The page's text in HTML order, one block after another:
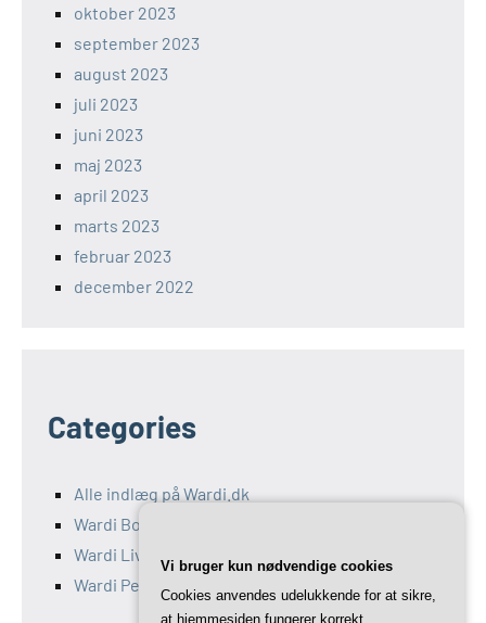
oktober 2023
september 2023
august 2023
juli 2023
juni 2023
maj 2023
april 2023
marts 2023
februar 2023
december 2022
Categories
Alle indlæg på Wardi.dk
Wardi Bolig
Wardi Livsstil
Wardi Penge
Vi bruger kun nødvendige cookies
Cookies anvendes udelukkende for at sikre,
at hjemmesiden fungerer korrekt.